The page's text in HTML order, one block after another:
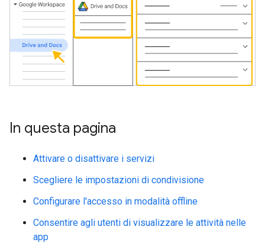
In questa pagina
Attivare o disattivare i servizi
Scegliere le impostazioni di condivisione
Configurare l'accesso in modalità offline
Consentire agli utenti di visualizzare le attività nelle
app